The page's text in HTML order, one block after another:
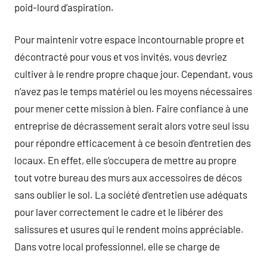
poid-lourd d’aspiration.
Pour maintenir votre espace incontournable propre et
décontracté pour vous et vos invités, vous devriez
cultiver à le rendre propre chaque jour. Cependant, vous
n’avez pas le temps matériel ou les moyens nécessaires
pour mener cette mission à bien. Faire confiance à une
entreprise de décrassement serait alors votre seul issu
pour répondre efficacement à ce besoin d’entretien des
locaux. En effet, elle s’occupera de mettre au propre
tout votre bureau des murs aux accessoires de décos
sans oublier le sol. La société d’entretien use adéquats
pour laver correctement le cadre et le libérer des
salissures et usures qui le rendent moins appréciable.
Dans votre local professionnel, elle se charge de